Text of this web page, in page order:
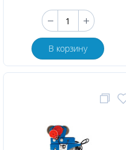
В корзину